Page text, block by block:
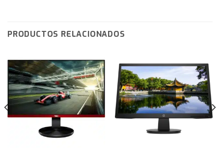
PRODUCTOS RELACIONADOS